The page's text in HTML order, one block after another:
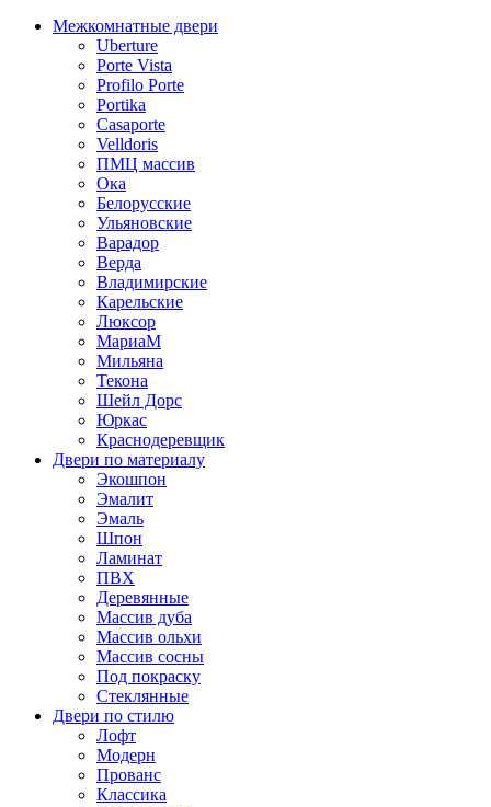
Межкомнатные двери
Uberture
Porte Vista
Profilo Porte
Portika
Casaporte
Velldoris
ПМЦ массив
Ока
Белорусские
Ульяновские
Варадор
Верда
Владимирские
Карельские
Люксор
МариаМ
Мильяна
Текона
Шейл Дорс
Юркас
Краснодеревщик
Двери по материалу
Экошпон
Эмалит
Эмаль
Шпон
Ламинат
ПВХ
Деревянные
Массив дуба
Массив ольхи
Массив сосны
Под покраску
Стеклянные
Двери по стилю
Лофт
Модерн
Прованс
Классика